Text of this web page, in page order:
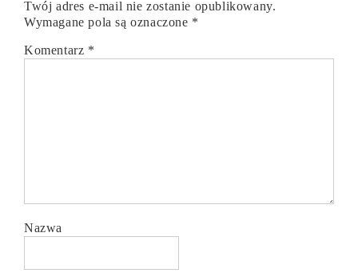
Twój adres e-mail nie zostanie opublikowany.
Wymagane pola są oznaczone *
Komentarz *
Nazwa